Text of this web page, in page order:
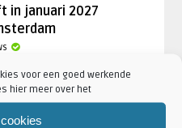
voor een goed werkende
hier meer over het
in januari 2027
Gathering Tour in 2027
Amsterdam